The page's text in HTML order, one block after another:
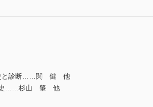
と診断……関 健 他
史……杉山 肇 他